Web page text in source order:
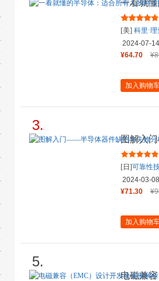
一看就
南 [美]
[美] 科里·
2024-07-14
¥64.70
加入购物
3.
图解入
技术精
[日]可靠性
2024-03-08
¥71.30
加入购物
5.
电磁兼